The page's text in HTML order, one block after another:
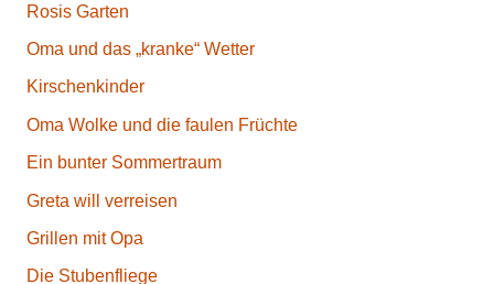
Rosis Garten
Oma und das „kranke“ Wetter
Kirschenkinder
Oma Wolke und die faulen Früchte
Ein bunter Sommertraum
Greta will verreisen
Grillen mit Opa
Die Stubenfliege